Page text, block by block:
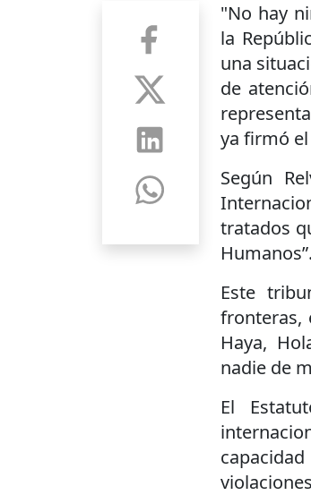
"No hay
la
una
de
ya firmó
Según
tratados
Humanos”.
Este
fronteras,
Haya,
nadie de
El